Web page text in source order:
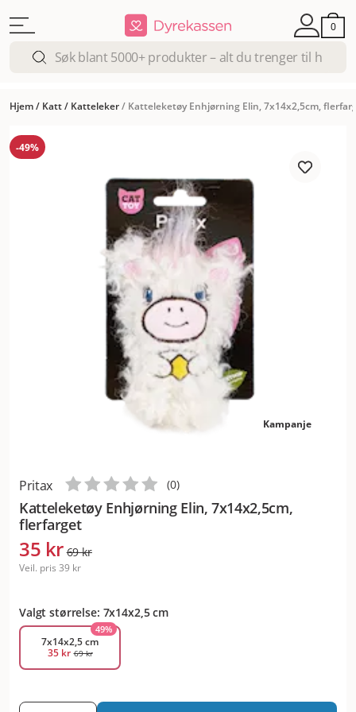
0
Hjem/ Katt/ Katteleker/ Katteleketøy Enhjørning Elin, 7x14x2,5cm,
-49%
Kampanje
Pritax
Katteleketøy Enhjørning Elin, 7x14x2,5cm,
flerfarget
(0)
35 kr 69 kr
Veil. pris 39 kr
Valgt størrelse: 7x14x2,5 cm
49%
7x14x2,5 cm
35 kr 69 kr